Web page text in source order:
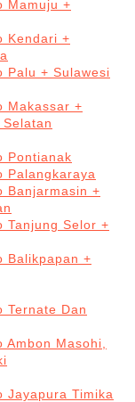
Mamuju +
Kendari +
Palu + Sulawesi
Makassar +
Pontianak
Palangkaraya
Banjarmasin +
Tanjung Selor +
Balikpapan +
Ternate Dan
Ambon Masohi,
Jayapura Timika